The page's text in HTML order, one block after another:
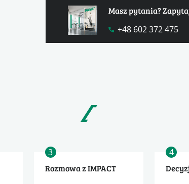
Masz pytania?
+48 602 372 475
3
Rozmowa z IMPACT
4